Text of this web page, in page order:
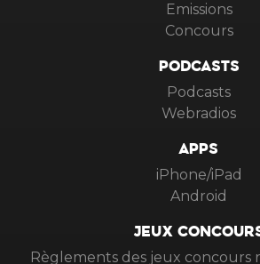
Emissions
Concours
PODCASTS
Podcasts
Webradios
APPS
iPhone/iPad
Android
JEUX
Règlements des jeux concours